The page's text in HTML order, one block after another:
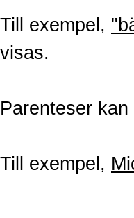
Till exempel,
visas.
Parenteser
Till exempel,